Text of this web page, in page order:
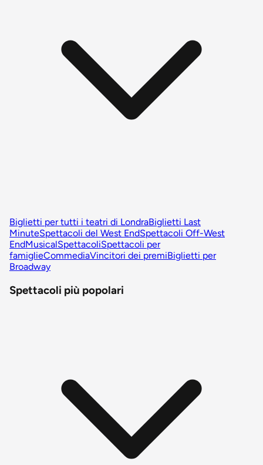
Biglietti per tutti i teatri di LondraBiglietti Last
MinuteSpettacoli del West EndSpettacoli Off-West
EndMusicalSpettacoliSpettacoli per
famiglieCommediaVincitori dei premiBiglietti per
Broadway
Spettacoli più popolari